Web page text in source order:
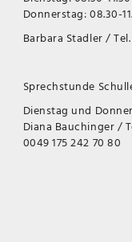
Donnerstag: 08.30-
Barbara Stadler /
Sprechstunde
Dienstag und
Diana Bauchinger /
0049 175 242 70 80